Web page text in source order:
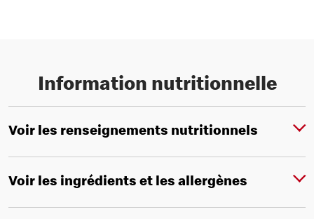
Information nutritionnelle
Voir les renseignements nutritionnels
Voir les ingrédients et les allergènes